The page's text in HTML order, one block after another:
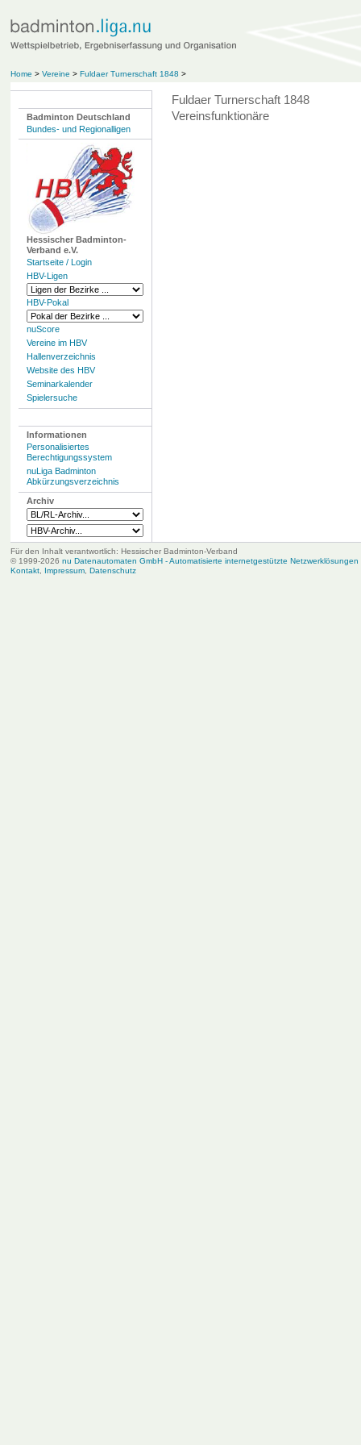
Home > Vereine > Fuldaer Turnerschaft 1848 >
Badminton Deutschland
Bundes- und Regionalligen
Hessischer Badminton-
Verband e.V.
Startseite / Login
HBV-Ligen
HBV-Pokal
nuScore
Vereine im HBV
Hallenverzeichnis
Website des HBV
Seminarkalender
Spielersuche
Informationen
Personalisiertes
Berechtigungssystem
nuLiga Badminton
Abkürzungsverzeichnis
Archiv
Fuldaer Turnerschaft 1848
Vereinsfunktionäre
Für den Inhalt verantwortlich: Hessischer Badminton-Verband
© 1999-2026 nu Datenautomaten GmbH - Automatisierte internetgestützte Netzwerklösungen
Kontakt, Impressum, Datenschutz